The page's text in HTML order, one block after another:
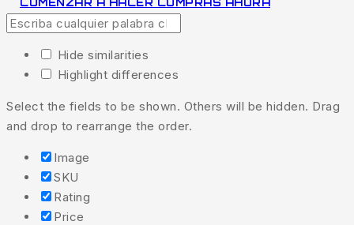
Hide similarities
Highlight differences
Select the fields to be shown. Others will be hidden. Drag
and drop to rearrange the order.
Image
SKU
Rating
Price